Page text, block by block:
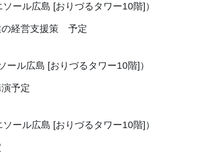
ール広島 [おりづるタワー10階]）
経営支援策 予定
ル広島 [おりづるタワー10階]）
予定
ール広島 [おりづるタワー10階]）